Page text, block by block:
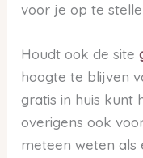
voor je op te
Houdt ook de site
hoogte te blijven
gratis in huis kunt
overigens ook
meteen weten als